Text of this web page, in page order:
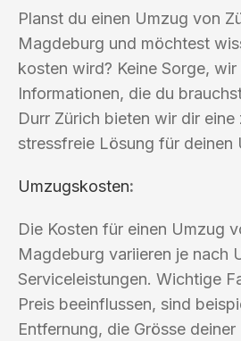
Planst du einen Umzug von
Magdeburg und möchtest
kosten wird? Keine Sorge, wir
Informationen, die du
Durr Zürich bieten wir dir eine
stressfreie Lösung für deinen
Umzugskosten:
Die Kosten für einen Umzug
Magdeburg variieren je nach
Serviceleistungen. Wichtige
Preis beeinflussen, sind
Entfernung, die Grösse deiner